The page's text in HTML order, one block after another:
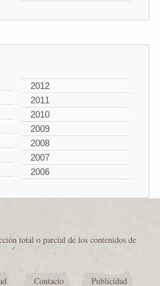
2012
2011
2010
2009
2008
2007
2006
total o parcial de los contenidos de
Contacto Publicidad